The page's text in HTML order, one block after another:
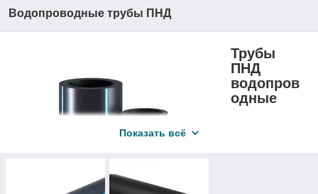
Водопроводные трубы ПНД
Трубы
ПНД
водопров
одные
Показать всё